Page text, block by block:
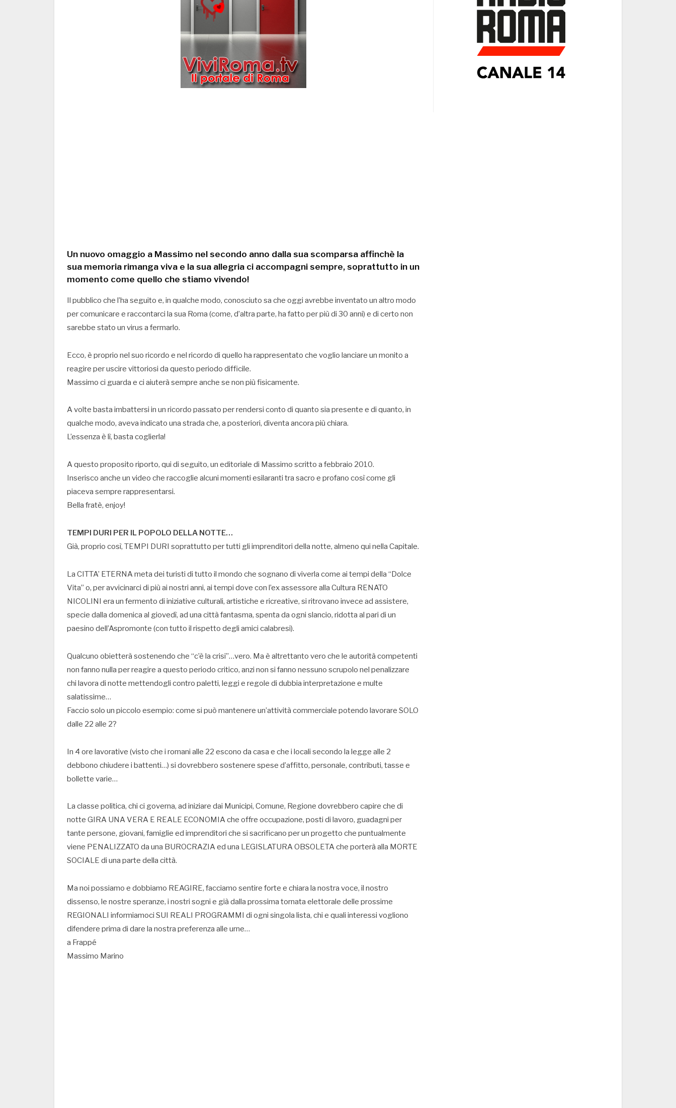
Un nuovo omaggio a Massimo nel secondo anno dalla sua scomparsa affinchè la
sua memoria rimanga viva e la sua allegria ci accompagni sempre, soprattutto in un
momento come quello che stiamo vivendo!
Il pubblico che l’ha seguito e, in qualche modo, conosciuto sa che oggi avrebbe inventato un altro modo
per comunicare e raccontarci la sua Roma (come, d’altra parte, ha fatto per più di 30 anni) e di certo non
sarebbe stato un virus a fermarlo.
Ecco, è proprio nel suo ricordo e nel ricordo di quello ha rappresentato che voglio lanciare un monito a
reagire per uscire vittoriosi da questo periodo difficile.
Massimo ci guarda e ci aiuterà sempre anche se non più fisicamente.
A volte basta imbattersi in un ricordo passato per rendersi conto di quanto sia presente e di quanto, in
qualche modo, aveva indicato una strada che, a posteriori, diventa ancora più chiara.
L’essenza è lì, basta coglierla!
A questo proposito riporto, qui di seguito, un editoriale di Massimo scritto a febbraio 2010.
Inserisco anche un video che raccoglie alcuni momenti esilaranti tra sacro e profano così come gli
piaceva sempre rappresentarsi.
Bella fratè, enjoy!
TEMPI DURI PER IL POPOLO DELLA NOTTE…
Già, proprio così, TEMPI DURI soprattutto per tutti gli imprenditori della notte, almeno qui nella Capitale.
La CITTA’ ETERNA meta dei turisti di tutto il mondo che sognano di viverla come ai tempi della “Dolce
Vita” o, per avvicinarci di più ai nostri anni, ai tempi dove con l’ex assessore alla Cultura RENATO
NICOLINI era un fermento di iniziative culturali, artistiche e ricreative, si ritrovano invece ad assistere,
specie dalla domenica al giovedì, ad una città fantasma, spenta da ogni slancio, ridotta al pari di un
paesino dell’Aspromonte (con tutto il rispetto degli amici calabresi).
Qualcuno obietterà sostenendo che “c’è la crisi”…vero. Ma è altrettanto vero che le autorità competenti
non fanno nulla per reagire a questo periodo critico, anzi non si fanno nessuno scrupolo nel penalizzare
chi lavora di notte mettendogli contro paletti, leggi e regole di dubbia interpretazione e multe
salatissime…
Faccio solo un piccolo esempio: come si può mantenere un’attività commerciale potendo lavorare SOLO
dalle 22 alle 2?
In 4 ore lavorative (visto che i romani alle 22 escono da casa e che i locali secondo la legge alle 2
debbono chiudere i battenti…) si dovrebbero sostenere spese d’affitto, personale, contributi, tasse e
bollette varie…
La classe politica, chi ci governa, ad iniziare dai Municipi, Comune, Regione dovrebbero capire che di
notte GIRA UNA VERA E REALE ECONOMIA che offre occupazione, posti di lavoro, guadagni per
tante persone, giovani, famiglie ed imprenditori che si sacrificano per un progetto che puntualmente
viene PENALIZZATO da una BUROCRAZIA ed una LEGISLATURA OBSOLETA che porterà alla MORTE
SOCIALE di una parte della città.
Ma noi possiamo e dobbiamo REAGIRE, facciamo sentire forte e chiara la nostra voce, il nostro
dissenso, le nostre speranze, i nostri sogni e già dalla prossima tornata elettorale delle prossime
REGIONALI informiamoci SUI REALI PROGRAMMI di ogni singola lista, chi e quali interessi vogliono
difendere prima di dare la nostra preferenza alle urne…
a Frappé
Massimo Marino